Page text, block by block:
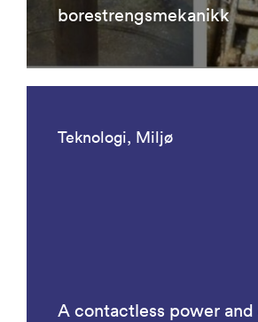
borestrengsmekanikk
Teknologi, Miljø
A contactless power and